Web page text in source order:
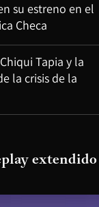
su estreno en el
Checa
Tapia y la
la crisis de la
extendido